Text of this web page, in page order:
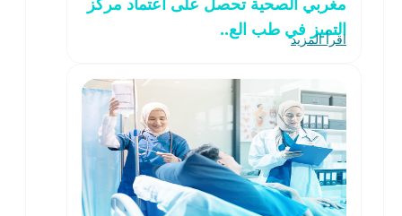
التميز في طب الع..
اقرأ المزيد